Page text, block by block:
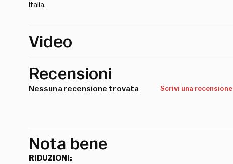
Italia.
Video
Recensioni
Nessuna recensione trovata Scrivi una recensione
Nota bene
RIDUZIONI: